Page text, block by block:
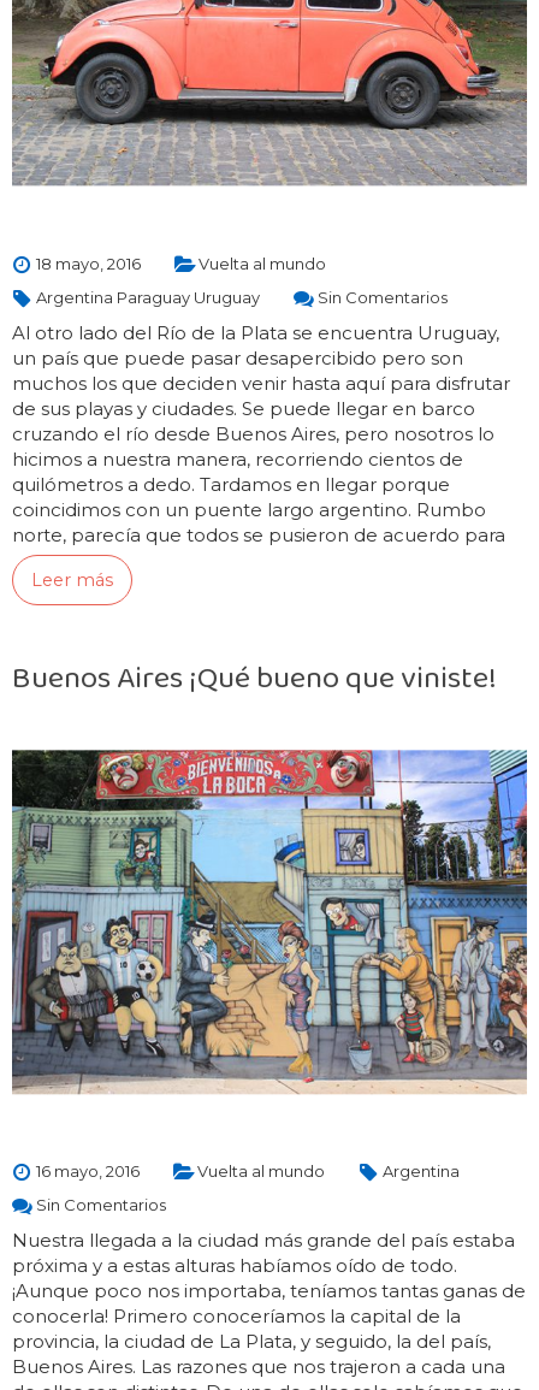
18 mayo, 2016
Vuelta al mundo
Argentina Paraguay Uruguay
Sin Comentarios
Al otro lado del Río de la Plata se encuentra Uruguay,
un país que puede pasar desapercibido pero son
muchos los que deciden venir hasta aquí para disfrutar
de sus playas y ciudades. Se puede llegar en barco
cruzando el río desde Buenos Aires, pero nosotros lo
hicimos a nuestra manera, recorriendo cientos de
quilómetros a dedo. Tardamos en llegar porque
coincidimos con un puente largo argentino. Rumbo
norte, parecía que todos se pusieron de acuerdo para
hacerlo en esta…
Leer más
Buenos Aires ¡Qué bueno que viniste!
16 mayo, 2016 Vuelta al mundo
Argentina
Sin Comentarios
Nuestra llegada a la ciudad más grande del país estaba
próxima y a estas alturas habíamos oído de todo.
¡Aunque poco nos importaba, teníamos tantas ganas de
conocerla! Primero conoceríamos la capital de la
provincia, la ciudad de La Plata, y seguido, la del país,
Buenos Aires. Las razones que nos trajeron a cada una